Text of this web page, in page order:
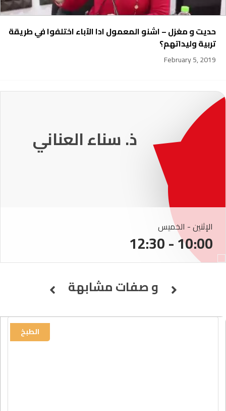
حديت و مغزل – اشنو المعمول ادا الآباء اختلفوا في طريقة
تربية وليداتهم؟
February 5, 2019
ذ. عماد ميزاب
الإثنين - الخميس
10:00 - 12:30
و صفات مشابهة
الطبخ